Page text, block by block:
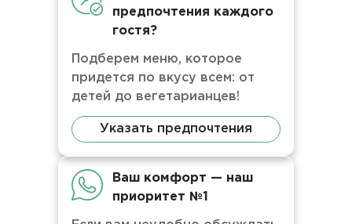
предпочтения каждого
гостя?
Подберем меню, которое
придется по вкусу всем: от
детей до вегетарианцев!
Указать предпочтения
Ваш комфорт — наш
приоритет №1